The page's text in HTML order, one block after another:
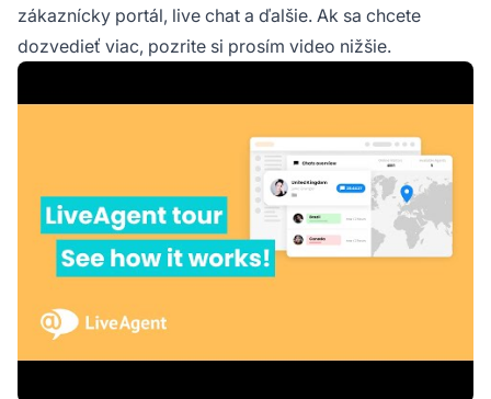
zákaznícky portál, live chat a ďalšie. Ak sa chcete
dozvedieť viac, pozrite si prosím video nižšie.